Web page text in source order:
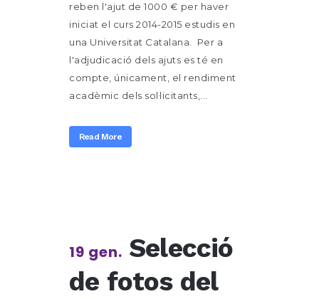
reben l'ajut de 1000 € per haver
iniciat el curs 2014-2015 estudis en
una Universitat Catalana. Per a
l'adjudicació dels ajuts es té en
compte, únicament, el rendiment
acadèmic dels sol·licitants,...
Read More
19 gen. Selecció
de fotos del